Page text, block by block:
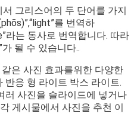
그리스어의 두 단어를 가지
를 번역하
라는 동사로 번역합니다. 따라
될 수 있습니다..
은 사진 효과를위한 다양한
반응 형 라이트 박스 라이트.
러 사진을 슬라이드에 넣거나
게시물에서 사진을 추천 이